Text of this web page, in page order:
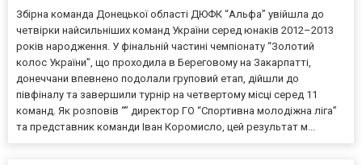
Збірна команда Донецької області ДЮФК “Альфа” увійшла до
четвірки найсильніших команд України серед юнаків 2012–2013
років народження. У фінальній частині чемпіонату “Золотий
колос України”, що проходила в Береговому на Закарпатті,
донеччани впевнено подолали груповий етап, дійшли до
півфіналу та завершили турнір на четвертому місці серед 11
команд. Як розповів “” директор ГО “Спортивна молодіжна ліга”
та представник команди Іван Коромисло, цей результат м...